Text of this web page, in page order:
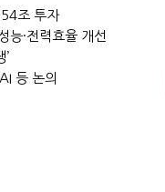
조 투자
·전력효율 개선
’
등 논의